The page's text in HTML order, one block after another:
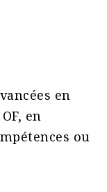
en
en
ou